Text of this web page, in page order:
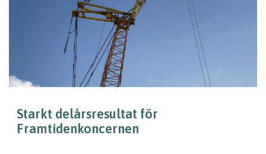
Starkt delårsresultat för
Framtidenkoncernen